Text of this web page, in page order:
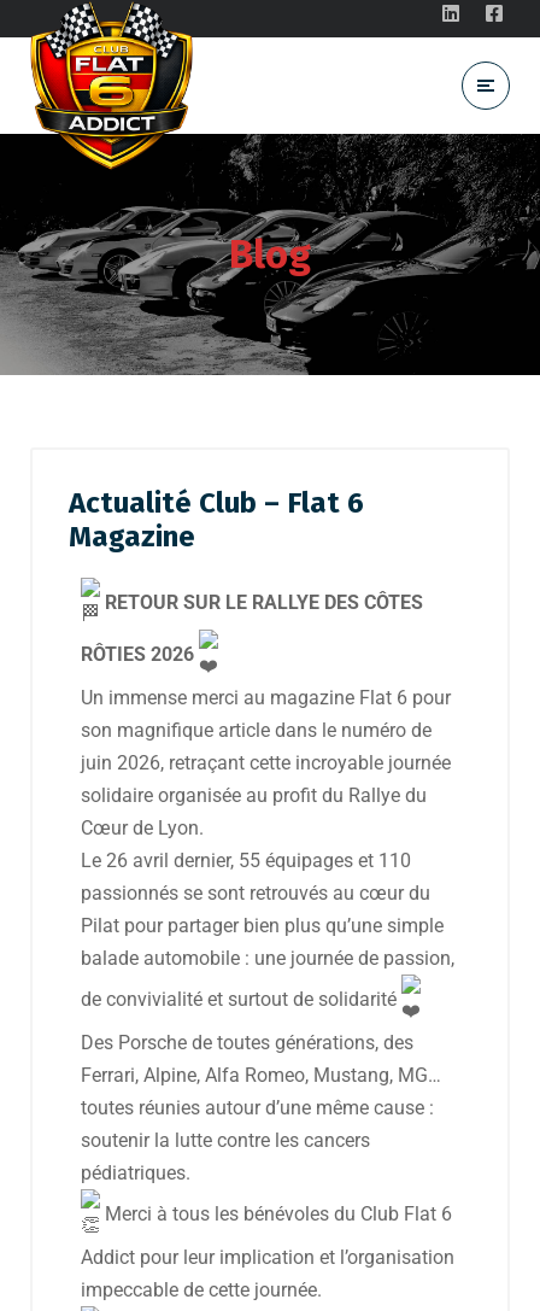
Blog
Actualité Club – Flat 6
Magazine
RETOUR SUR LE RALLYE DES CÔTES
RÔTIES 2026
Un immense merci au magazine Flat 6 pour
son magnifique article dans le numéro de
juin 2026, retraçant cette incroyable journée
solidaire organisée au profit du Rallye du
Cœur de Lyon.
Le 26 avril dernier, 55 équipages et 110
passionnés se sont retrouvés au cœur du
Pilat pour partager bien plus qu’une simple
balade automobile : une journée de passion,
de convivialité et surtout de solidarité
Des Porsche de toutes générations, des
Ferrari, Alpine, Alfa Romeo, Mustang, MG…
toutes réunies autour d’une même cause :
soutenir la lutte contre les cancers
pédiatriques.
Merci à tous les bénévoles du Club Flat 6
Addict pour leur implication et l’organisation
impeccable de cette journée.